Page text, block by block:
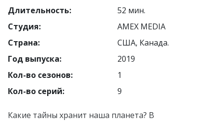
Длительность:
52 мин.
Студия:
AMEX MEDIA
Страна:
США, Канада.
Год выпуска:
2019
Кол-во сезонов:
1
Кол-во серий:
9
Какие тайны хранит наша планета? В